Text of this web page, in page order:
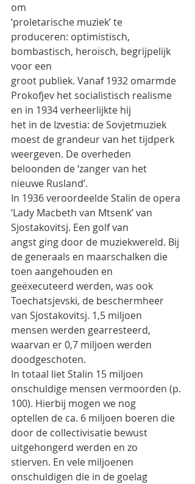
om
‘proletarische muziek’ te
produceren: optimistisch,
bombastisch, heroïsch, begrijpelijk
voor een
groot publiek. Vanaf 1932 omarmde
Prokofjev het socialistisch realisme
en in 1934 verheerlijkte hij
het in de Izvestia: de Sovjetmuziek
moest de grandeur van het tijdperk
weergeven. De overheden
beloonden de ‘zanger van het
nieuwe Rusland’.
In 1936 veroordeelde Stalin de opera
‘Lady Macbeth van Mtsenk’ van
Sjostakovitsj. Een golf van
angst ging door de muziekwereld. Bij
de generaals en maarschalken die
toen aangehouden en
geëxecuteerd werden, was ook
Toechatsjevski, de beschermheer
van Sjostakovitsj. 1,5 miljoen
mensen werden gearresteerd,
waarvan er 0,7 miljoen werden
doodgeschoten.
In totaal liet Stalin 15 miljoen
onschuldige mensen vermoorden (p.
100). Hierbij mogen we nog
optellen de ca. 6 miljoen boeren die
door de collectivisatie bewust
uitgehongerd werden en zo
stierven. En vele miljoenen
onschuldigen die in de goelag